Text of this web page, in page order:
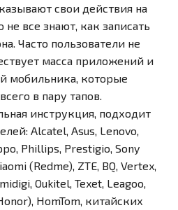
свои действия на
все знают, как записать
Часто пользователи не
масса приложений и
мобильника, которые
в пару тапов.
инструкция, подходит
Alcatel, Asus, Lenovo,
Phillips, Prestigio, Sony
(Redme), ZTE, BQ, Vertex,
Oukitel, Texet, Leagoo,
HomTom, китайских